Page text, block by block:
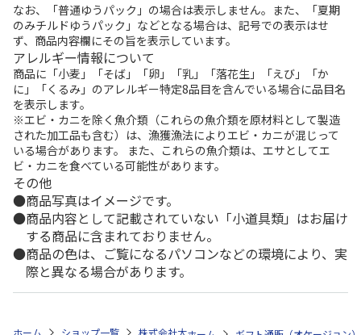
なお、「普通ゆうパック」の場合は表示しません。また、「夏期
のみチルドゆうパック」などとなる場合は、記号での表示はせ
ず、商品内容欄にその旨を表示しています。
アレルギー情報について
商品に「小麦」「そば」「卵」「乳」「落花生」「えび」「か
に」「くるみ」のアレルギー特定8品目を含んでいる場合に品目名
を表示します。
※エビ・カニを除く魚介類（これらの魚介類を原材料として製造
された加工品も含む）は、漁獲漁法によりエビ・カニが混じって
いる場合があります。 また、これらの魚介類は、エサとしてエ
ビ・カニを食べている可能性があります。
その他
商品写真はイメージです。
商品内容として記載されていない「小道具類」はお届け
する商品に含まれておりません。
商品の色は、ご覧になるパソコンなどの環境により、実
際と異なる場合があります。
ホーム ショップ一覧 株式会社大和 ≪SAYU≫ うすぐんじょう